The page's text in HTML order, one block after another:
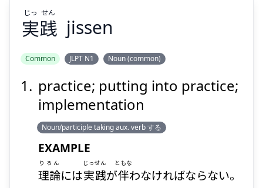
実
践
じっ
せん
実践
じっ せん
jissen
Common JLPT N1 Noun (common)
practice; putting into practice;
implementation
Noun/participle taking aux. verb する
EXAMPLE
理論
りろん
には実践
じっせん
が伴
ともな
わなければならない。